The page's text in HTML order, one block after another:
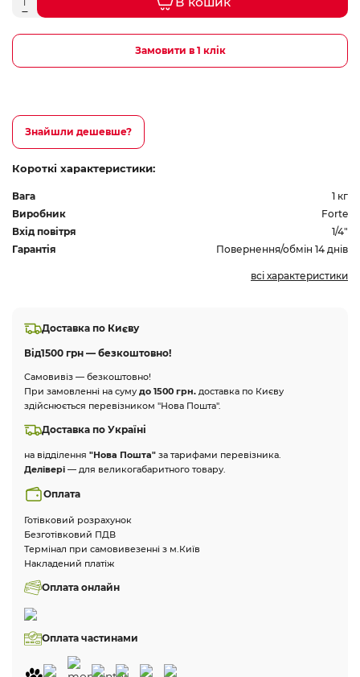
Замовити в 1 клік
Знайшли дешевше?
Короткі характеристики:
Вага
1 кг
Виробник
Forte
Вхід повітря
1/4"
Гарантія
Повернення/обмін 14 днів
всі характеристики
Доставка по Києву
Від1500 грн — безкоштовно!
Самовивіз — безкоштовно!
При замовленні на суму до 1500 грн. доставка по Києву
здійснюється перевізником "Нова Пошта".
Доставка по Україні
на відділення "Нова Пошта" за тарифами перевізника.
Делівері — для великогабаритного товару.
Оплата
Готівковий розрахунок
Безготівковий ПДВ
Термінал при самовивезенні з м.Київ
Накладений платіж
Оплата онлайн
Оплата частинами